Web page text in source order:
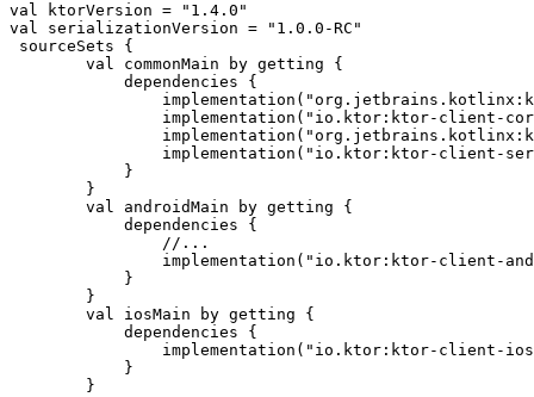
val ktorVersion = "1.4.0"
val serializationVersion = "1.0.0-RC"
sourceSets {
        val commonMain by getting {
            dependencies {
implementation("io.ktor:ktor-client-
implementation("io.ktor:ktor-client-
            }
        }
        val androidMain by getting {
            dependencies {
                //...
implementation("io.ktor:ktor-client-
            }
        }
        val iosMain by getting {
            dependencies {
implementation("io.ktor:ktor-client-
            }
        }